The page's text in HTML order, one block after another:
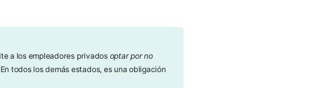
a los empleadores privados optar por no
todos los demás estados, es una obligación